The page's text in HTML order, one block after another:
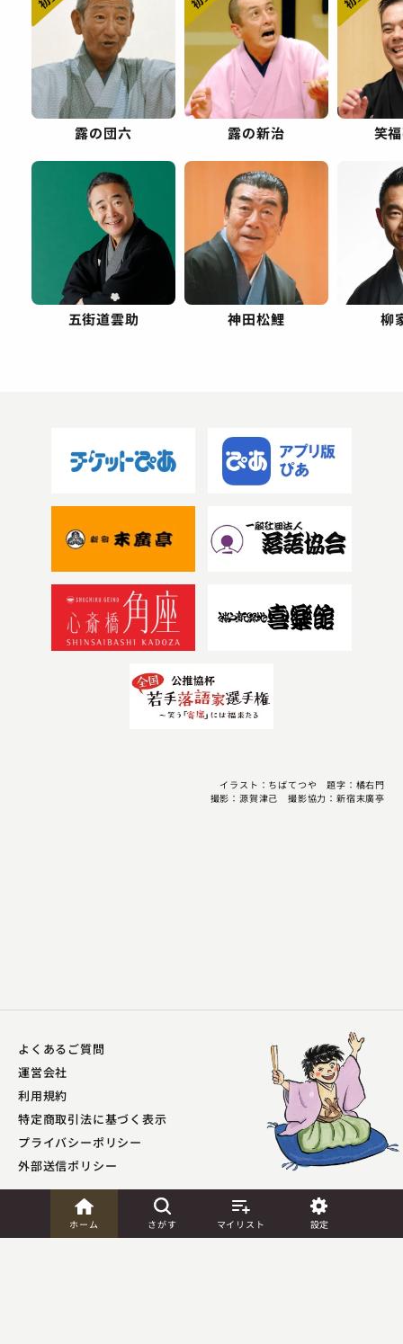
ホーム さがす マイリスト 設定
露の団六 露の新治 笑
五街道雲助 神田松鯉 柳
イラスト：ちばてつや 題字：橘右門
撮影：源賀津己 撮影協力：新宿末廣亭
よくあるご質問
運営会社
利用規約
特定商取引法に基づく表示
プライバシーポリシー​
外部送信ポリシー
JASRAC許諾
第9041037001Y45039号／